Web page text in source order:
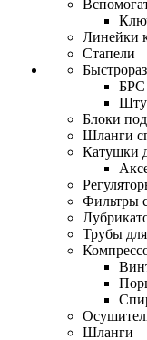
Линейки
Стапели
БРС
Блоки
Шланги
Катушки
Фильтры
Трубы для
Шланги